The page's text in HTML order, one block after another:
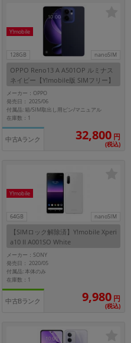
128GB nanoSIM
Y!mobile
OPPO Reno13 A A501OP ルミナス
ネイビー【Y!mobile版 SIMフリー】
メーカー：OPPO
発売日： 2025/06
付属品: 箱/SIM取出し用ピン/マニュアル
在庫数：1
中古Aランク 32,800 円
(税込)
64GB nanoSIM
Y!mobile
【SIMロック解除済】Y!mobile Xperi
a10 II A001SO White
メーカー：SONY
発売日： 2020/05
付属品: 本体のみ
在庫数：1
中古Bランク 9,980 円
(税込)